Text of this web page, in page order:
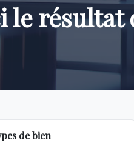
le résultat
de bien